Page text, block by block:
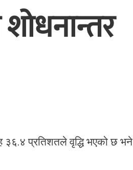
३६.४ प्रतिशतले वृद्धि भएको छ भने